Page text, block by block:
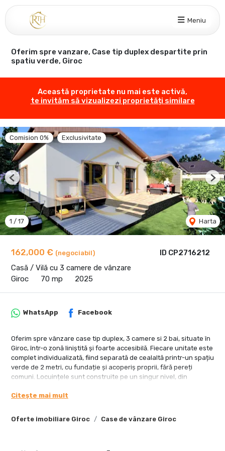
Meniu
Oferim spre vanzare, Case tip duplex despartite prin
spatiu verde, Giroc
Această proprietate nu mai este activă,
te invităm să vizualizezi proprietăți similare
ID CP2716212
162,000 € (negociabil)
Casă / Vilă cu 3 camere de vânzare
Giroc
70 mp 2025
Comision 0% Exclusivitate
1 / 17 Harta
Previous
Oferte imobiliare Giroc Case de vânzare Giroc
WhatsApp Facebook
Oferim spre vânzare case tip duplex, 3 camere si 2 bai, situate în
Giroc, într-o zonă liniștită și foarte accesibilă. Fiecare unitate este
complet individualizată, fiind separată de cealaltă printr-un spațiu
verde de 2 metri, cu fundație și acoperiș proprii, fără pereți
comuni. Locuințele sunt construite pe un singur nivel, din
ape din țiglă.
acoperită de aproximativ 20 mp și un teren aferent de 280 mp.
Citește mai mult